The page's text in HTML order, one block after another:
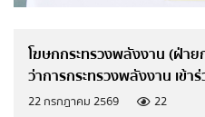
สรุปผลการจัดซื้อจัดจ้างห
โฆษกกระทรวงพลังงาน (ฝ่า
ว่าการกระทรวงพลังงาน เข้
สาธารณรัฐโคลอมเบีย
22 กรกฎาคม 2569
22